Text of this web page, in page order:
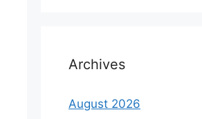
Archives
August 2026